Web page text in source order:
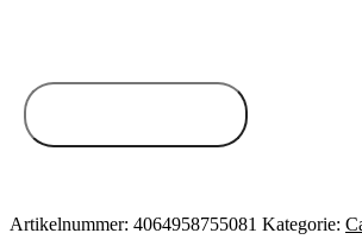
Artikelnummer: 4064958755081 Kategorie: